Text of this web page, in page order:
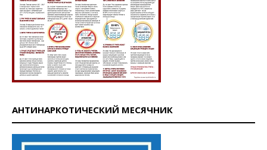
АНТИНАРКОТИЧЕСКИЙ МЕСЯЧНИК